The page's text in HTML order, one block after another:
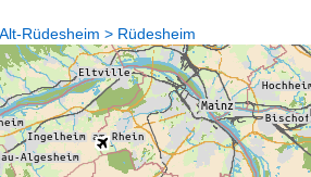
Rüdesheim > Rüdesheim